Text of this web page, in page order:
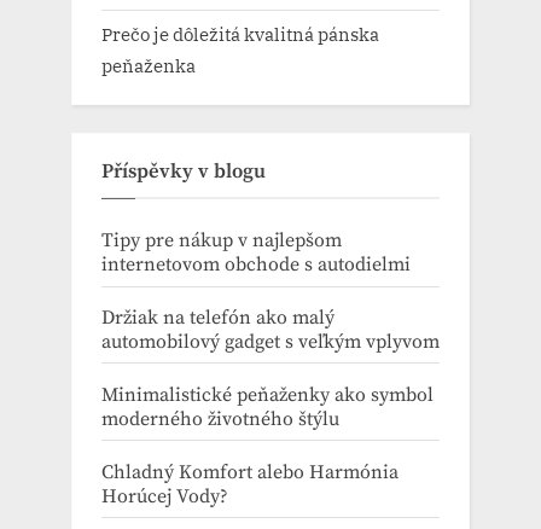
Prečo je dôležitá kvalitná pánska
peňaženka
Příspěvky v blogu
Tipy pre nákup v najlepšom
internetovom obchode s autodielmi
Držiak na telefón ako malý
automobilový gadget s veľkým vplyvom
Minimalistické peňaženky ako symbol
moderného životného štýlu
Chladný Komfort alebo Harmónia
Horúcej Vody?